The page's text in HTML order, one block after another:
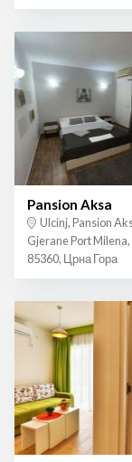
Pansion Aksa
Ulcinj, Pansion
Gjerane Port
85360, Црна Гора